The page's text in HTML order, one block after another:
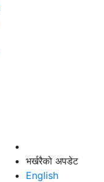
भर्खरैको अपडेट
English